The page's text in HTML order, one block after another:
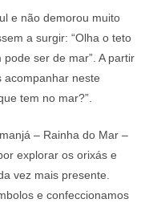
e não demorou muito
a surgir: “Olha o teto
pode ser de mar”. A partir
acompanhar neste
tem no mar?”.
– Rainha do Mar –
explorar os orixás e
vez mais presente.
e confeccionamos